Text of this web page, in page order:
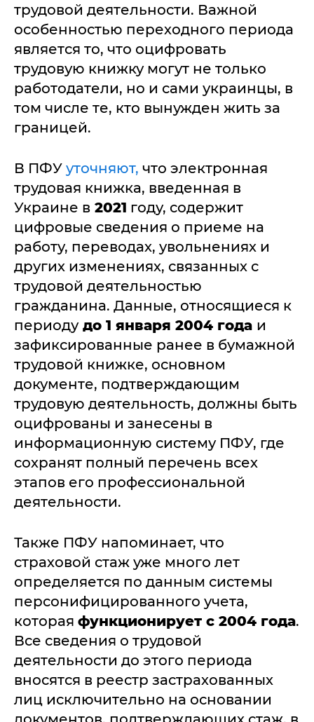
трудовой деятельности. Важной
особенностью переходного периода
является то, что оцифровать
трудовую книжку могут не только
работодатели, но и сами украинцы, в
том числе те, кто вынужден жить за
границей.
В ПФУ уточняют, что электронная
трудовая книжка, введенная в
Украине в 2021 году, содержит
цифровые сведения о приеме на
работу, переводах, увольнениях и
других изменениях, связанных с
трудовой деятельностью
гражданина. Данные, относящиеся к
периодудо 1 января 2004 года и
зафиксированные ранее в бумажной
трудовой книжке, основном
документе, подтверждающим
трудовую деятельность, должны быть
оцифрованы и занесены в
информационную систему ПФУ, где
сохранят полный перечень всех
этапов его профессиональной
деятельности.
Также ПФУ напоминает, что
страховой стаж уже много лет
определяется по данным системы
персонифицированного учета,
которая функционирует с 2004 года.
Все сведения о трудовой
деятельности до этого периода
вносятся в реестр застрахованных
лиц исключительно на основании